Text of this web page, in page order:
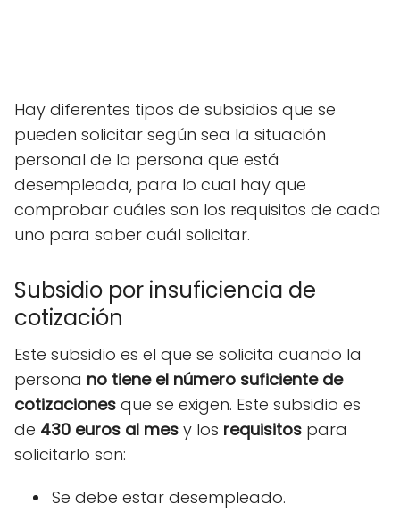
Hay diferentes tipos de subsidios que se
pueden solicitar según sea la situación
personal de la persona que está
desempleada, para lo cual hay que
comprobar cuáles son los requisitos de cada
uno para saber cuál solicitar.
Subsidio por insuficiencia de
cotización
Este subsidio es el que se solicita cuando la
persona no tiene el número suficiente de
cotizaciones que se exigen. Este subsidio es
de 430 euros al mes y los requisitos para
solicitarlo son:
Se debe estar desempleado.